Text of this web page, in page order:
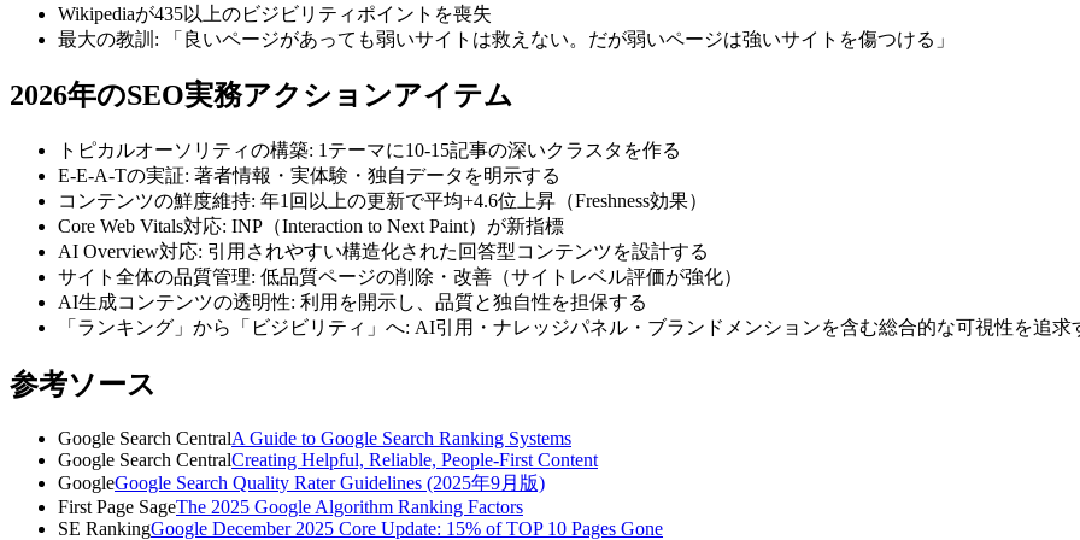
Wikipediaが435以上のビジビリティポイントを喪失
最大の教訓: 「良いページがあっても弱いサイトは救えない。だが弱いページは強いサイトを傷つける」
2026年のSEO実務アクションアイテム
トピカルオーソリティの構築: 1テーマに10-15記事の深いクラスタを作る
E-E-A-Tの実証: 著者情報・実体験・独自データを明示する
コンテンツの鮮度維持: 年1回以上の更新で平均+4.6位上昇（Freshness効果）
Core Web Vitals対応: INP（Interaction to Next Paint）が新指標
AI Overview対応: 引用されやすい構造化された回答型コンテンツを設計する
サイト全体の品質管理: 低品質ページの削除・改善（サイトレベル評価が強化）
AI生成コンテンツの透明性: 利用を開示し、品質と独自性を担保する
「ランキング」から「ビジビリティ」へ: AI引用・ナレッジパネル・ブランドメンションを含む総合的な可視性を追求
参考ソース
Google Search CentralA Guide to Google Search Ranking Systems
Google Search CentralCreating Helpful, Reliable, People-First Content
GoogleGoogle Search Quality Rater Guidelines (2025年9月版)
First Page SageThe 2025 Google Algorithm Ranking Factors
SE RankingGoogle December 2025 Core Update: 15% of TOP 10 Pages Gone